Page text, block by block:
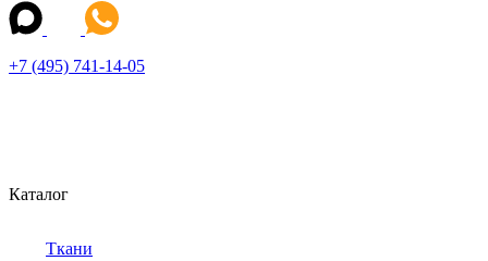
+7 (495) 741-14-05
Каталог
Ткани